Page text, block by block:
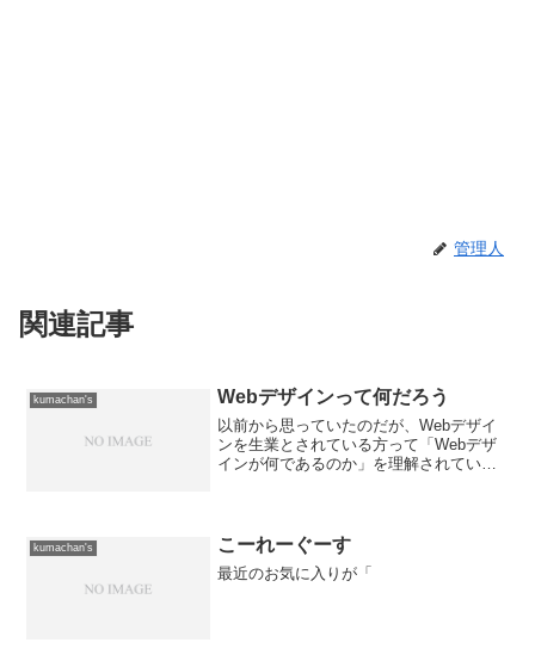
管理人
関連記事
kumachan's Webデザインって何だろう
以前から思っていたのだが、Webデザイ
ンを生業とされている方って「Webデザ
インが何であるのか」を理解されている
ょ？って...
kumachan's こーれーぐーす
最近のお気に入りが「